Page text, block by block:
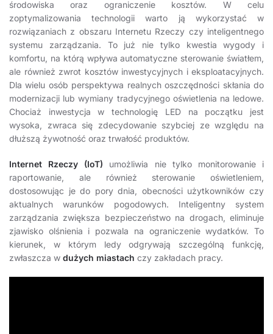
środowiska oraz ograniczenie kosztów. W celu
zoptymalizowania technologii warto ją wykorzystać w
rozwiązaniach z obszaru Internetu Rzeczy czy inteligentnego
systemu zarządzania. To już nie tylko kwestia wygody i
komfortu, na którą wpływa automatyczne sterowanie światłem,
ale również zwrot kosztów inwestycyjnych i eksploatacyjnych.
Dla wielu osób perspektywa realnych oszczędności skłania do
modernizacji lub wymiany tradycyjnego oświetlenia na ledowe.
Chociaż inwestycja w technologię LED na początku jest
wysoka, zwraca się zdecydowanie szybciej ze względu na
dłuższą żywotność oraz trwałość produktów.
Internet Rzeczy (IoT) umożliwia nie tylko monitorowanie i
raportowanie, ale również sterowanie oświetleniem,
dostosowując je do pory dnia, obecności użytkowników czy
aktualnych warunków pogodowych. Inteligentny system
zarządzania zwiększa bezpieczeństwo na drogach, eliminuje
zjawisko olśnienia i pozwala na ograniczenie wydatków. To
kierunek, w którym ledy odgrywają szczególną funkcję,
zwłaszcza w dużych miastach czy zakładach pracy.